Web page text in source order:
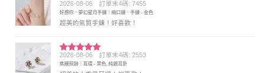
評分5 滿
分 5
2026-08-06 訂單末4碼: 7455
好想你．夢幻星月手鍊｜縮口鍊．手鍊 - 金色
超美的氣質手鍊！好喜歡！
評分5 滿
分 5
2026-08-06 訂單末4碼: 2553
焦糖煎餅｜耳環 - 黑色, 純銀耳針